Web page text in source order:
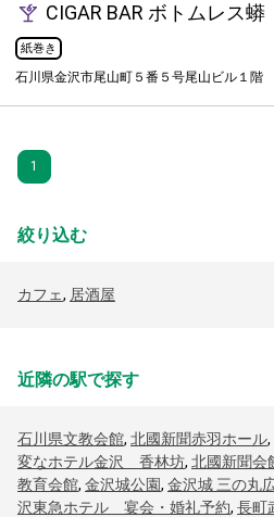
CIGAR BAR ボトムレス蟒
紙巻き
石川県金沢市尾山町５番５号尾山ビル１階
1
絞り込む
カフェ, 居酒屋
近隣の駅で探す
石川県文教会館, 北國新聞赤羽ホール,
変なホテル金沢 香林坊, 北國新聞会
教育会館, 金沢城公園, 金沢城 三の丸
沢東急ホテル 宴会・婚礼予約, 長町